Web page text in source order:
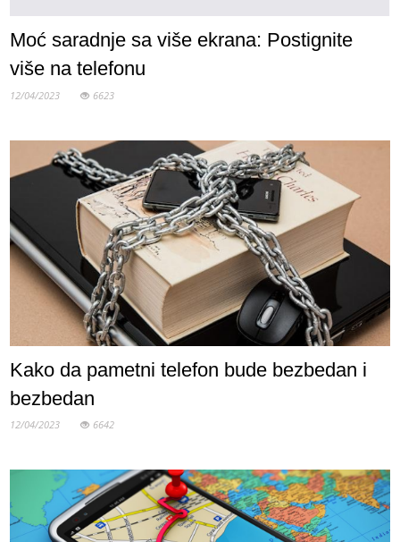
Moć saradnje sa više ekrana: Postignite
više na telefonu
12/04/2023 6623
Kako da pametni telefon bude bezbedan i
bezbedan
12/04/2023 6642